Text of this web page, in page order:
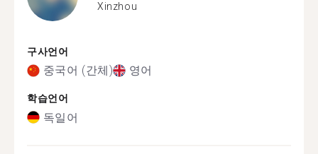
Xinzhou
구사언어
중국어 (간체) 영어
학습언어
독일어